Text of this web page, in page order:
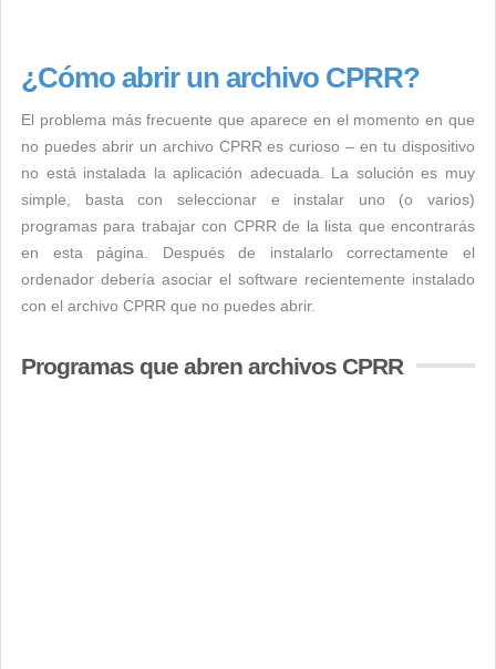
¿Cómo abrir un archivo CPRR?
El problema más frecuente que aparece en el momento en que
no puedes abrir un archivo CPRR es curioso – en tu dispositivo
no está instalada la aplicación adecuada. La solución es muy
simple, basta con seleccionar e instalar uno (o varios)
programas para trabajar con CPRR de la lista que encontrarás
en esta página. Después de instalarlo correctamente el
ordenador debería asociar el software recientemente instalado
con el archivo CPRR que no puedes abrir.
Programas que abren archivos CPRR